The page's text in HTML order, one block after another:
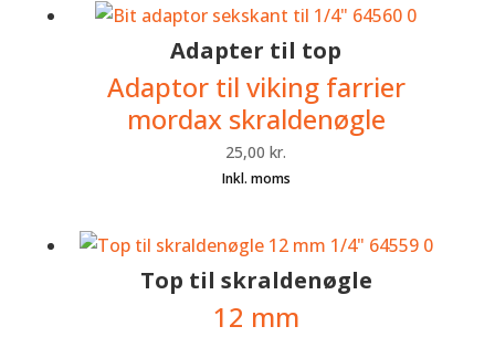
Adapter til top
Adaptor til viking farrier
mordax skraldenøgle
25,00kr.
Top til skraldenøgle
12 mm